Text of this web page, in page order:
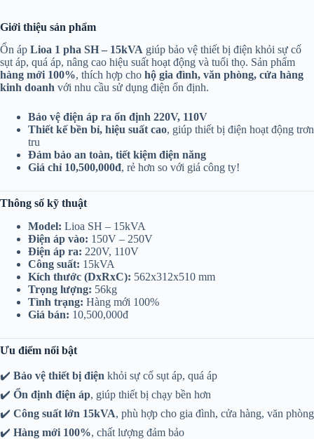
Giới thiệu sản phẩm
Ổn áp Lioa 1 pha SH – 15kVA giúp bảo vệ thiết bị điện khỏi sự cố
sụt áp, quá áp, nâng cao hiệu suất hoạt động và tuổi thọ. Sản phẩm
hàng mới 100%, thích hợp cho hộ gia đình, văn phòng, cửa hàng
kinh doanh với nhu cầu sử dụng điện ổn định.
Bảo vệ điện áp ra ổn định 220V, 110V
Thiết kế bền bỉ, hiệu suất cao, giúp thiết bị điện hoạt động trơn
tru
Đảm bảo an toàn, tiết kiệm điện năng
Giá chỉ 10,500,000đ, rẻ hơn so với giá công ty!
Thông số kỹ thuật
Model: Lioa SH – 15kVA
Điện áp vào: 150V – 250V
Điện áp ra: 220V, 110V
Công suất: 15kVA
Kích thước (DxRxC): 562x312x510 mm
Trọng lượng: 56kg
Tình trạng: Hàng mới 100%
Giá bán: 10,500,000đ
Ưu điểm nổi bật
✔️ Bảo vệ thiết bị điện khỏi sự cố sụt áp, quá áp
✔️ Ổn định điện áp, giúp thiết bị chạy bền hơn
✔️ Công suất lớn 15kVA, phù hợp cho gia đình, cửa hàng, văn phòng
✔️ Hàng mới 100%, chất lượng đảm bảo